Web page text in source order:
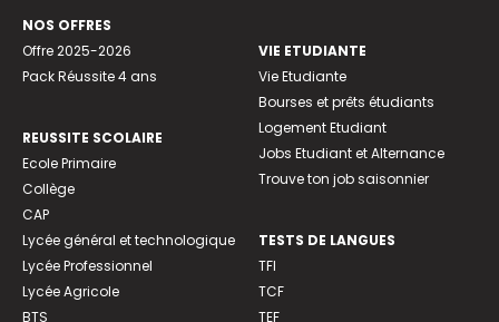
NOS OFFRES
Offre 2025-2026
Pack Réussite 4 ans
REUSSITE SCOLAIRE
Ecole Primaire
Collège
CAP
Lycée général et technologique
Lycée Professionnel
Lycée Agricole
BTS
VIE ETUDIANTE
Vie Etudiante
Bourses et prêts étudiants
Logement Etudiant
Jobs Etudiant et Alternance
Trouve ton job saisonnier
TESTS DE LANGUES
TFI
TCF
TEF